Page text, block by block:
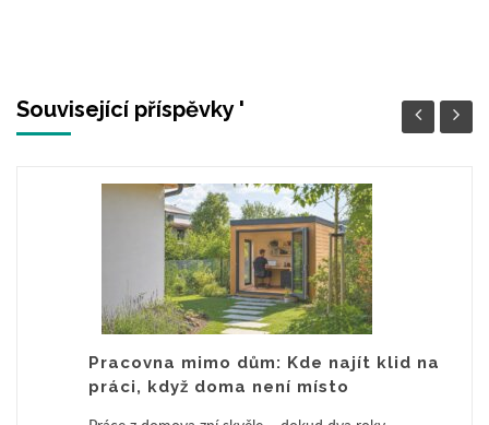
Související příspěvky '
Pracovna mimo dům: Kde najít klid na
práci, když doma není místo